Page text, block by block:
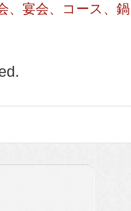
、宴会、コース、